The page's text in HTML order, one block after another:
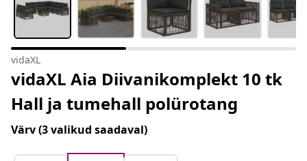
vidaXL
vidaXL Aia Diivanikomplekt 10 tk
Hall ja tumehall polürotang
Värv(3 valikud saadaval)